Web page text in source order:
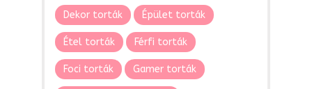
Dekor torták Épület torták
Étel torták Férfi torták
Foci torták Gamer torták